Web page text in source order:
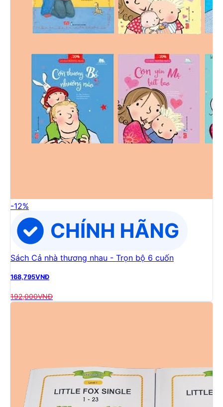
-12%
Sách Cả nhà thương nhau - Trọn bộ 6 cuốn
168,795VNĐ
192,000VNĐ